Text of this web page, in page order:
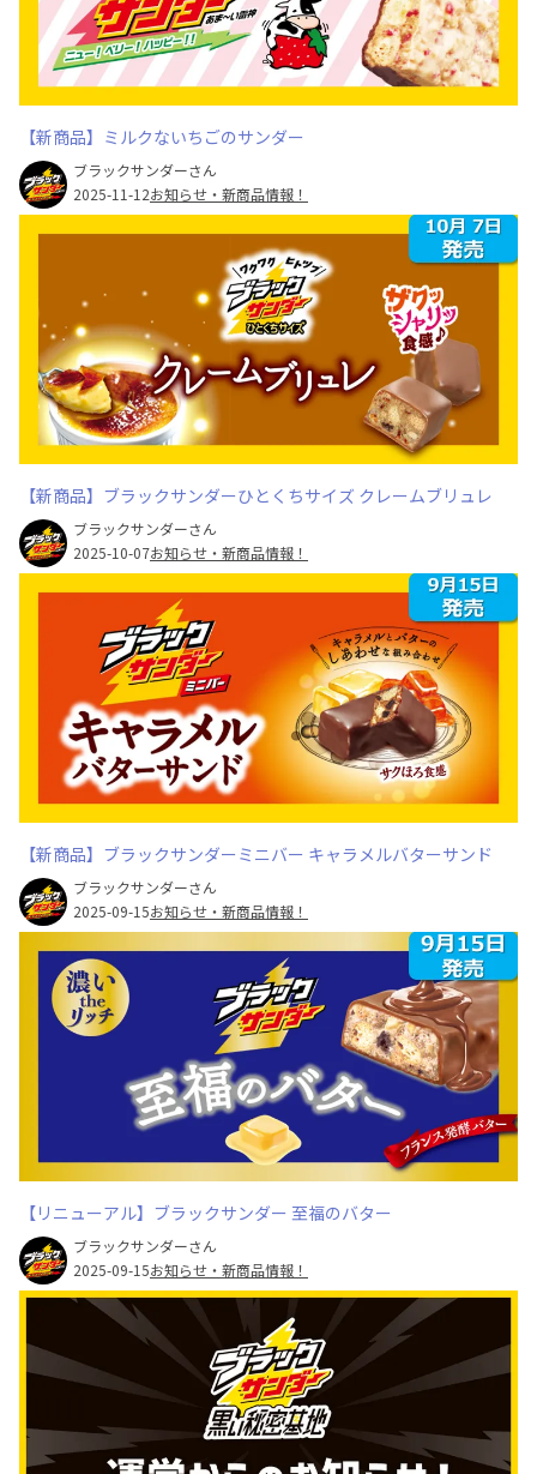
【新商品】ミルクないちごのサンダー
ブラックサンダーさん
2025-11-12お知らせ・新商品情報！
【新商品】ブラックサンダーひとくちサイズ クレームブリュレ
ブラックサンダーさん
2025-10-07お知らせ・新商品情報！
【新商品】ブラックサンダーミニバー キャラメルバターサンド
ブラックサンダーさん
2025-09-15お知らせ・新商品情報！
【リニューアル】ブラックサンダー 至福のバター
ブラックサンダーさん
2025-09-15お知らせ・新商品情報！